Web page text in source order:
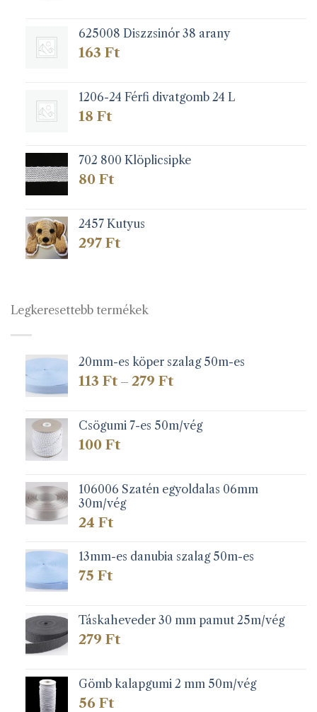
625008 Diszzsinór 38 arany
163 Ft
1206-24 Férfi divatgomb 24 L
18 Ft
702 800 Klöplicsipke
80 Ft
2457 Kutyus
297 Ft
Legkeresettebb termékek
20mm-es köper szalag 50m-es
113 Ft – 279 FtÁrtartomány:
279 Ft
Csögumi 7-es 50m/vég
100 Ft
106006 Szatén egyoldalas 06mm
30m/vég
24 Ft
13mm-es danubia szalag 50m-es
75 Ft
Táskaheveder 30 mm pamut 25m/vég
279 Ft
Gömb kalapgumi 2 mm 50m/vég
56 Ft